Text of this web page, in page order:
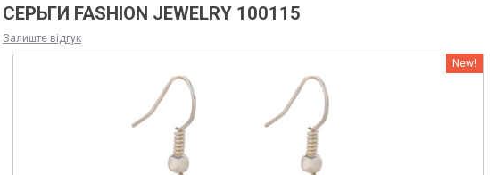
СЕРЬГИ FASHION JEWELRY 100115
Залиште відгук
New!